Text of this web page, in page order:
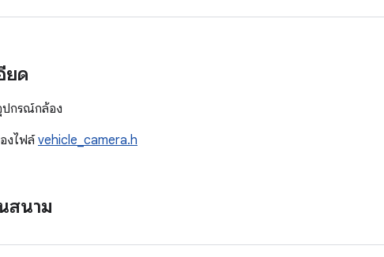
ยด
ปกรณ์กล้อง
งไฟล์vehicle_camera.h
สนาม